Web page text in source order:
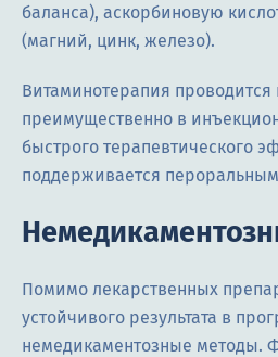
баланса), аскорбиновую
(магний, цинк, железо).
Витаминотерапия проводится
преимущественно в
быстрого терапевтического
поддерживается
Помимо лекарственных
устойчивого результата в
немедикаментозные методы.